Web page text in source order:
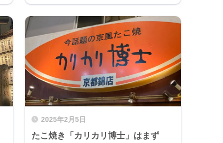
2025年2月5日
たこ焼き「カリカリ博士」はまず